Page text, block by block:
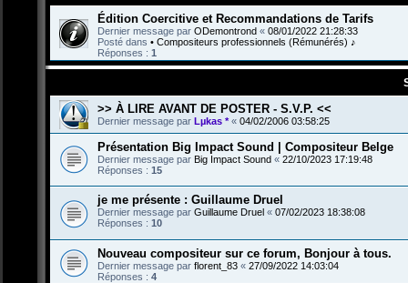
Édition Coercitive et Recommandations de Tarifs
Dernier message par ODemontrond « 08/01/2022 21:28:33
Posté dans • Compositeurs professionnels (Rémunérés) ♪
Réponses : 1
>> À LIRE AVANT DE POSTER - S.V.P. <<
Dernier message par Lµkas *« 04/02/2006 03:58:25
Présentation Big Impact Sound | Compositeur Belge
Dernier message par Big Impact Sound « 22/10/2023 17:19:48
Réponses : 15
je me présente : Guillaume Druel
Dernier message par Guillaume Druel « 07/02/2023 18:38:08
Réponses : 10
Nouveau compositeur sur ce forum, Bonjour à tous.
Dernier message par florent_83 « 27/09/2022 14:03:04
Réponses : 4